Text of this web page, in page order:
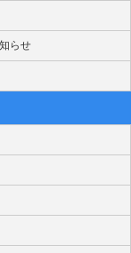
らせ